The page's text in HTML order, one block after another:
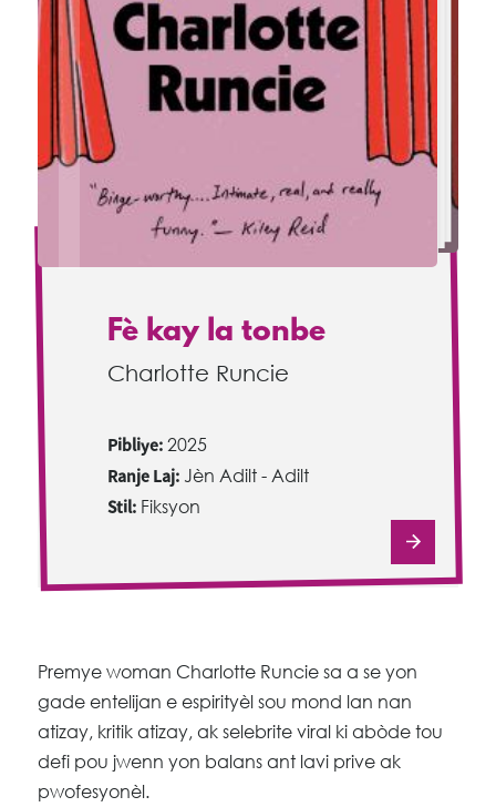
Fè kay la tonbe
Charlotte Runcie
Pibliye:2025
Ranje Laj:Jèn Adilt - Adilt
Stil:Fiksyon
Premye woman Charlotte Runcie sa a se yon
gade entelijan e espirityèl sou mond lan nan
atizay, kritik atizay, ak selebrite viral ki abòde tou
defi pou jwenn yon balans ant lavi prive ak
pwofesyonèl.